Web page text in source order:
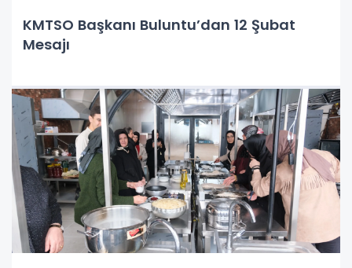
KMTSO Başkanı Buluntu’dan 12 Şubat
Mesajı